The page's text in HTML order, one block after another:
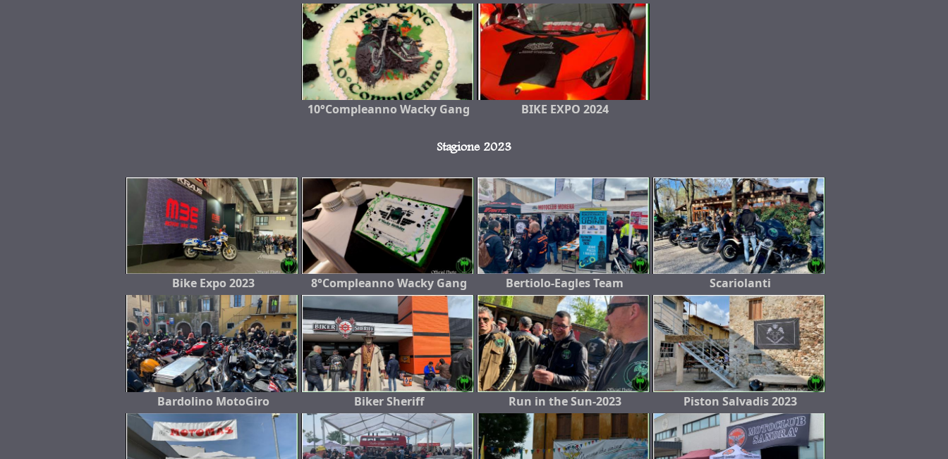
10°Compleanno Wacky Gang BIKE EXPO 2024
Stagione 2023
Bike Expo 2023 8°Compleanno Wacky Gang Bertiolo-Eagles Team Scariolanti
Bardolino MotoGiro Biker Sheriff Run in the Sun-2023 Piston Salvadis 2023